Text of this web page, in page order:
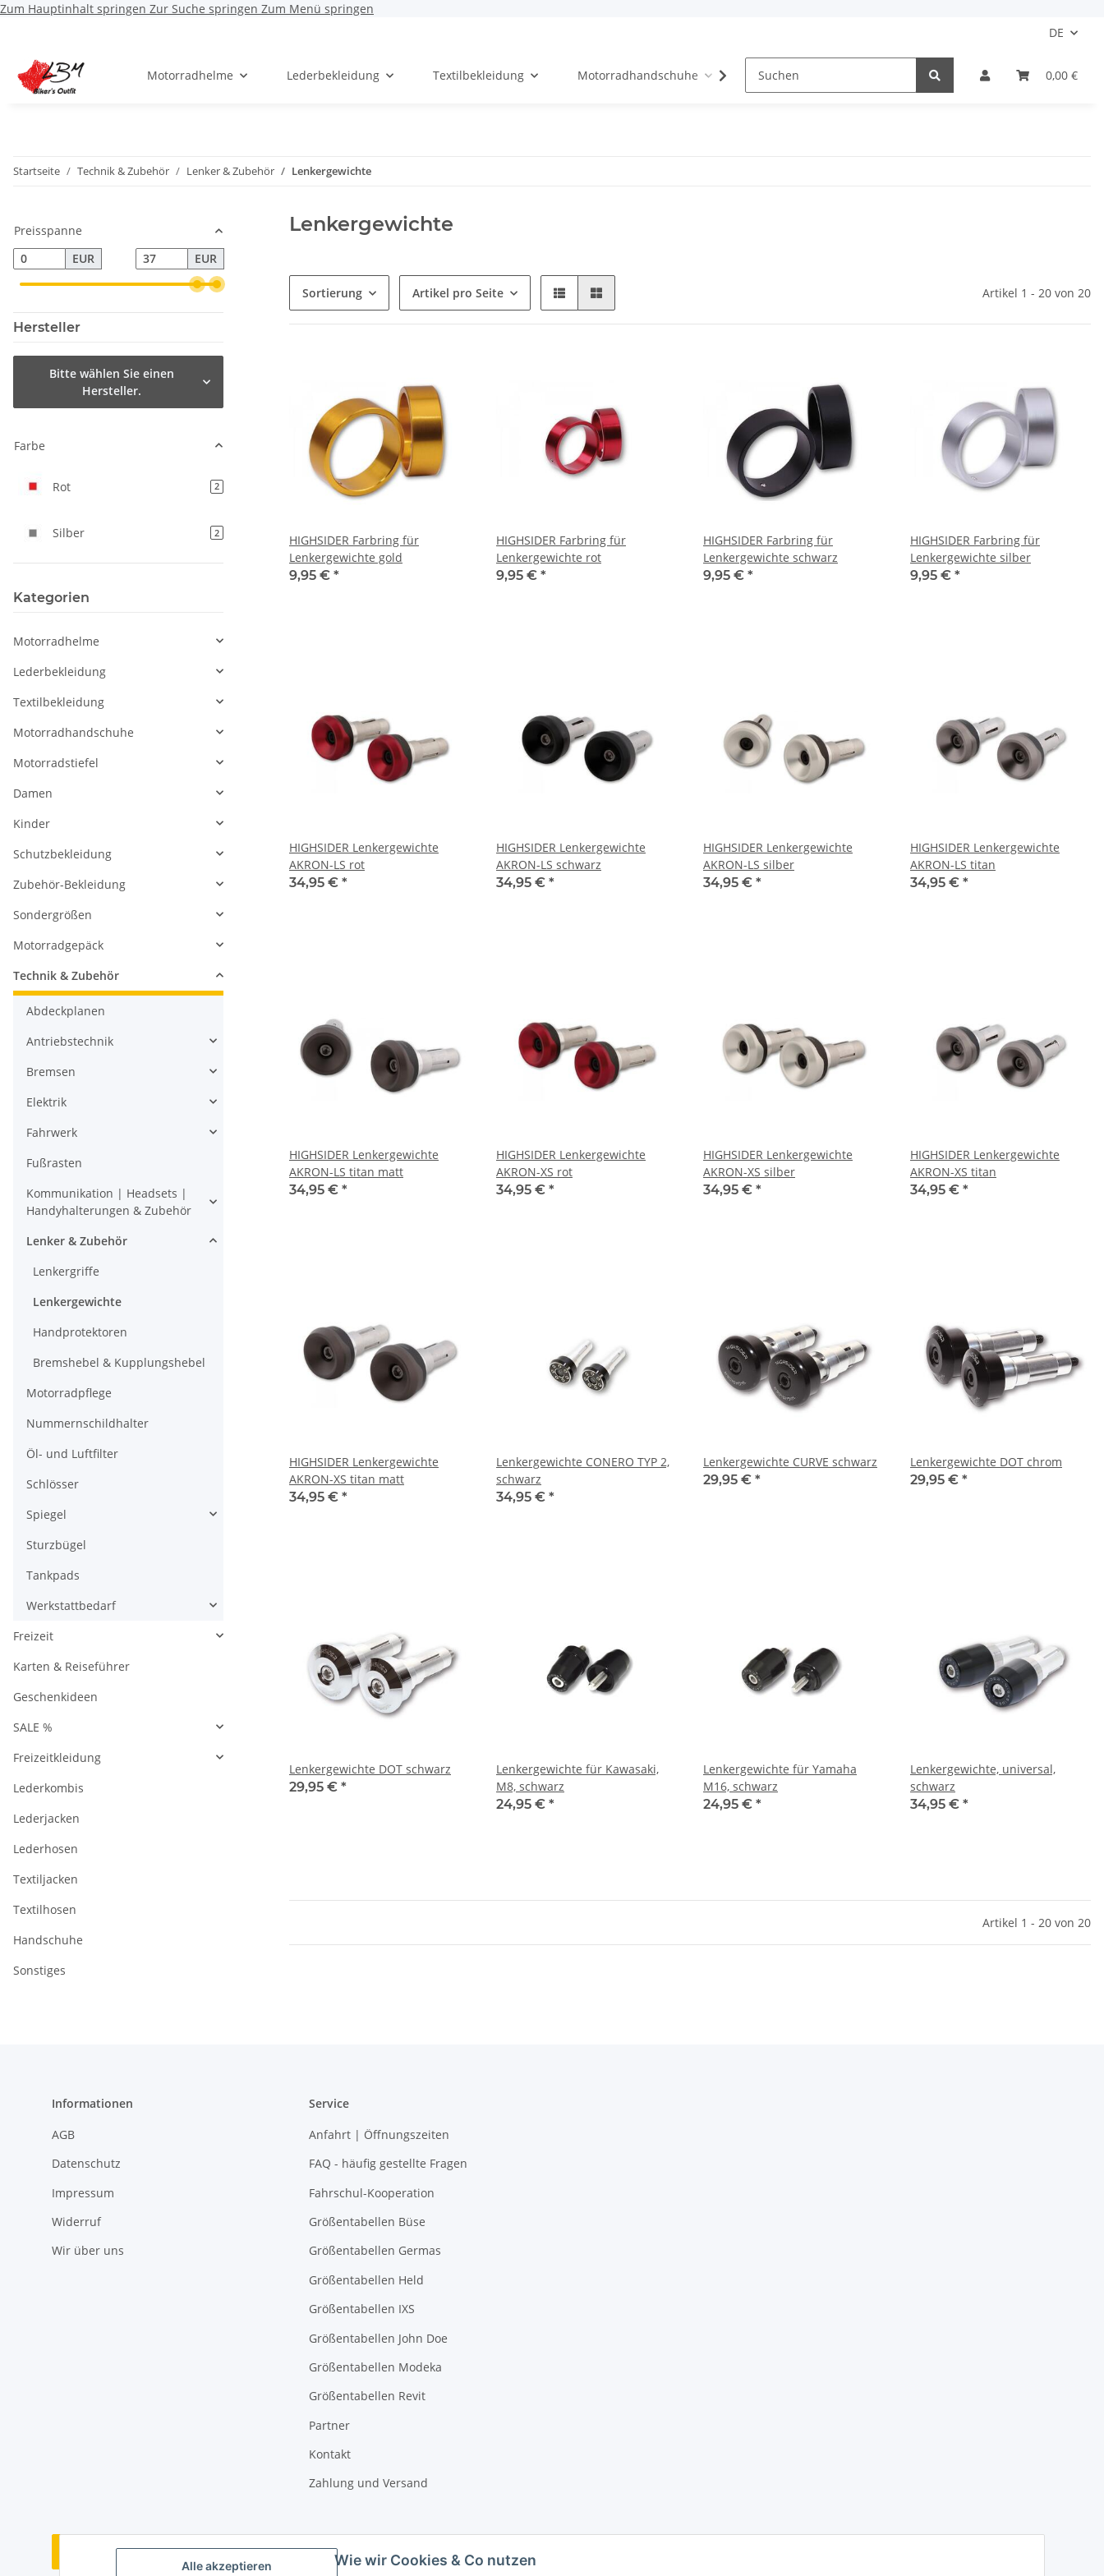
Zum Hauptinhalt springen Zur Suche springen Zum Menü springen
Alle akzeptieren Wie wir Cookies & Co nutzen
DE
0,00 €
Motorradhelme Lederbekleidung Textilbekleidung Motorradhandschuhe Motorradstiefel Damen Kinder
Startseite Technik & Zubehör Lenker & Zubehör Lenkergewichte
Lenkergewichte
Sortierung Artikel pro Seite Artikel 1 - 20 von 20
HIGHSIDER Farbring für
Lenkergewichte gold
9,95 € *
HIGHSIDER Farbring für
Lenkergewichte rot
9,95 € *
HIGHSIDER Farbring für
Lenkergewichte schwarz
9,95 € *
HIGHSIDER Farbring für
Lenkergewichte silber
9,95 € *
HIGHSIDER Lenkergewichte
AKRON-LS rot
34,95 € *
HIGHSIDER Lenkergewichte
AKRON-LS schwarz
34,95 € *
HIGHSIDER Lenkergewichte
AKRON-LS silber
34,95 € *
HIGHSIDER Lenkergewichte
AKRON-LS titan
34,95 € *
HIGHSIDER Lenkergewichte
AKRON-LS titan matt
34,95 € *
HIGHSIDER Lenkergewichte
AKRON-XS rot
34,95 € *
HIGHSIDER Lenkergewichte
AKRON-XS silber
34,95 € *
HIGHSIDER Lenkergewichte
AKRON-XS titan
34,95 € *
HIGHSIDER Lenkergewichte
AKRON-XS titan matt
34,95 € *
Lenkergewichte CONERO TYP 2,
schwarz
34,95 € *
Lenkergewichte CURVE schwarz
29,95 € *
Lenkergewichte DOT chrom
29,95 € *
Lenkergewichte DOT schwarz
29,95 € *
Lenkergewichte für Kawasaki,
M8, schwarz
24,95 € *
Lenkergewichte für Yamaha
M16, schwarz
24,95 € *
Lenkergewichte, universal,
schwarz
34,95 € *
Artikel 1 - 20 von 20
Preisspanne
EUR
EUR
Hersteller
Bitte wählen Sie einen
Hersteller.
Farbe
Rot 2Artikel gefunden
Silber 2Artikel gefunden
Kategorien
Motorradhelme
Lederbekleidung
Textilbekleidung
Motorradhandschuhe
Motorradstiefel
Damen
Kinder
Schutzbekleidung
Zubehör-Bekleidung
Sondergrößen
Motorradgepäck
Technik & Zubehör
Abdeckplanen
Antriebstechnik
Bremsen
Elektrik
Fahrwerk
Fußrasten
Kommunikation | Headsets |
Handyhalterungen & Zubehör
Lenker & Zubehör
Lenkergriffe
Lenkergewichte
Handprotektoren
Bremshebel & Kupplungshebel
Motorradpflege
Nummernschildhalter
Öl- und Luftfilter
Schlösser
Spiegel
Sturzbügel
Tankpads
Werkstattbedarf
Freizeit
Karten & Reiseführer
Geschenkideen
SALE %
Freizeitkleidung
Lederkombis
Lederjacken
Lederhosen
Textiljacken
Textilhosen
Handschuhe
Sonstiges
Informationen
AGB
Datenschutz
Impressum
Widerruf
Wir über uns
Service
Anfahrt | Öffnungszeiten
FAQ - häufig gestellte Fragen
Fahrschul-Kooperation
Größentabellen Büse
Größentabellen Germas
Größentabellen Held
Größentabellen IXS
Größentabellen John Doe
Größentabellen Modeka
Größentabellen Revit
Partner
Kontakt
Zahlung und Versand
Vertrag widerrufen